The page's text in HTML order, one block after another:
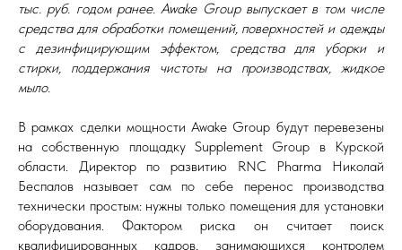
тыс. руб. годом ранее. Awake Group выпускает в том числе
средства для обработки помещений, поверхностей и одежды
с дезинфицирующим эффектом, средства для уборки и
стирки, поддержания чистоты на производствах, жидкое
мыло.
В рамках сделки мощности Awake Group будут перевезены
на собственную площадку Supplement Group в Курской
области. Директор по развитию RNC Pharma Николай
Беспалов называет сам по себе перенос производства
технически простым: нужны только помещения для установки
оборудования. Фактором риска он считает поиск
квалифицированных кадров, занимающихся контролем